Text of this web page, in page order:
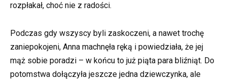
rozpłakał, choć nie z radości.
Podczas gdy wszyscy byli zaskoczeni, a nawet trochę
zaniepokojeni, Anna machnęła ręką i powiedziała, że jej
mąż sobie poradzi – w końcu to już piąta para bliźniąt. Do
potomstwa dołączyła jeszcze jedna dziewczynka, ale